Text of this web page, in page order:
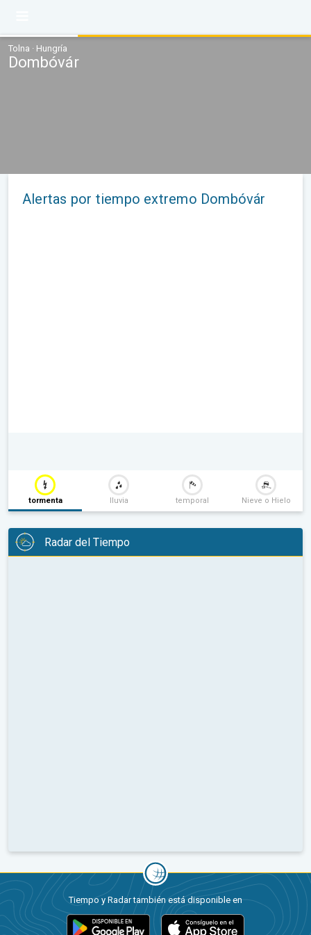
Tolna · Hungría
Dombóvár
Alertas por tiempo extremo Dombóvár
tormenta lluvia temporal Nieve o Hielo
Radar del Tiempo
Tiempo y Radar también está disponible en